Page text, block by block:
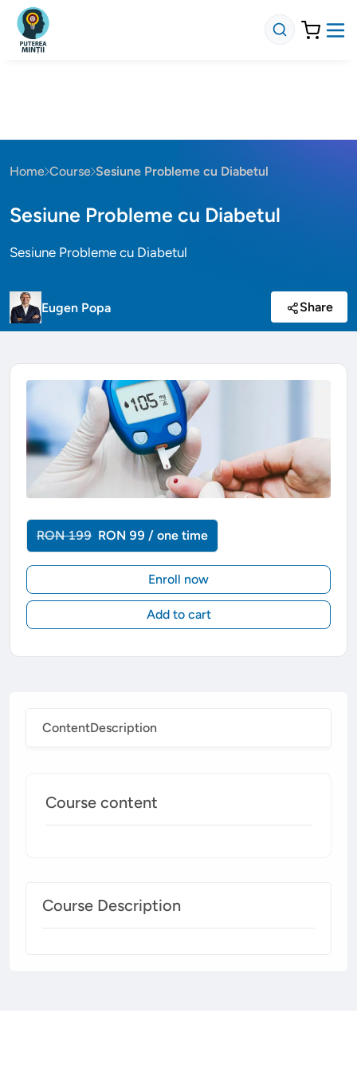
Home Course Sesiune Probleme cu Diabetul
Sesiune Probleme cu Diabetul
Sesiune Probleme cu Diabetul
Eugen Popa Share
ContentDescription
Course content
Course Description
RON 199 RON 99 / one time
Enroll now
Add to cart